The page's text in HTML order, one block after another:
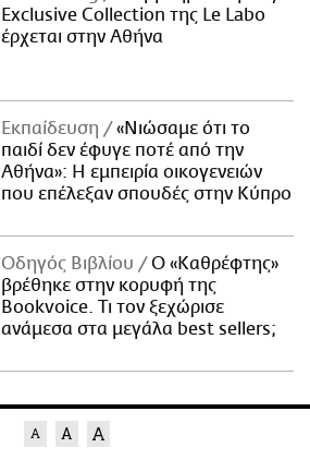
Exclusive Collection της Le Labo
έρχεται στην Αθήνα
Εκπαίδευση
«Νιώσαμε ότι το
παιδί δεν έφυγε ποτέ από την
Αθήνα»: Η εμπειρία οικογενειών
που επέλεξαν σπουδές στην Κύπρο
Οδηγός Βιβλίου
Ο «Καθρέφτης»
βρέθηκε στην κορυφή της
Bookvoice. Τι τον ξεχώρισε
ανάμεσα στα μεγάλα best sellers;